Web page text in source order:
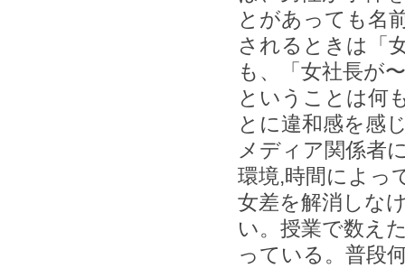
とがあっても名
されるときは「
も、「女社長が
ということは何
とに違和感を感
メディア関係者
環境,時間によっ
女差を解消しな
い。授業で数え
っている。普段